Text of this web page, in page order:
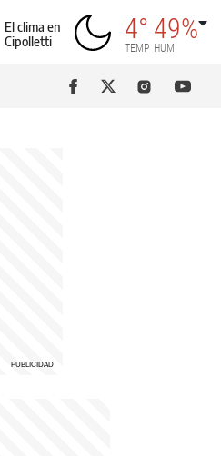
El clima en
Cipolletti
4°
TEMP
49%
HUM